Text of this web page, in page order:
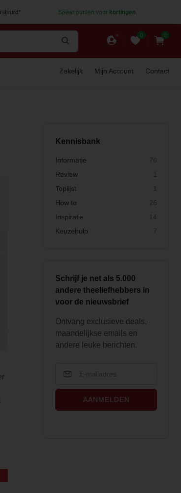
Spaar punten voor kortingen
0 0
Zakelijk Mijn Account Contact
Kennisbank
Informatie
76
Review
Toplijst
How to
26
Inspiratie
14
Keuzehulp
7
Schrijf je net als 5.000
andere theeliefhebbers in
voor de nieuwsbrief
Ontvang exclusieve deals,
maandelijkse emails en
andere leuke berichten.
AANMELDEN